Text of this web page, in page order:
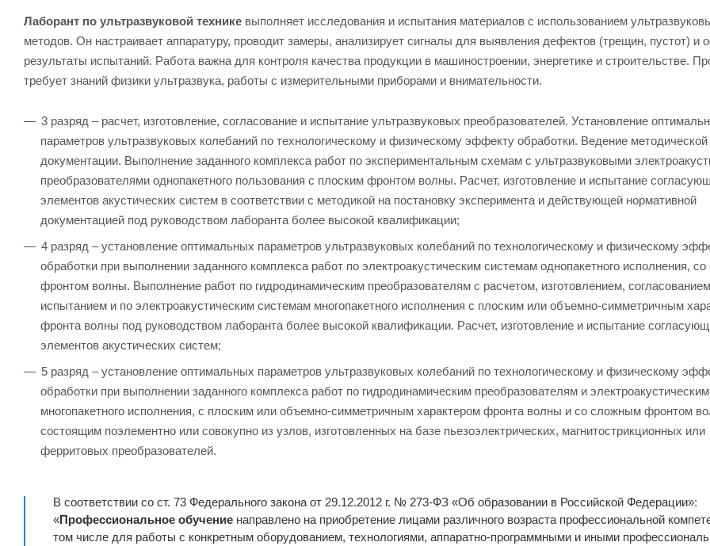
Лаборант по ультразвуковой технике выполняет исследования и испытания материалов с использованием
методов. Он настраивает аппаратуру, проводит замеры, анализирует сигналы для выявления дефектов (трещин, пустот) и
результаты испытаний. Работа важна для контроля качества продукции в машиностроении, энергетике и строительстве.
требует знаний физики ультразвука, работы с измерительными приборами и внимательности.
3 разряд – расчет, изготовление, согласование и испытание ультразвуковых преобразователей. Установление
параметров ультразвуковых колебаний по технологическому и физическому эффекту обработки. Ведение методической
документации. Выполнение заданного комплекса работ по экспериментальным схемам с ультразвуковыми
преобразователями однопакетного пользования с плоским фронтом волны. Расчет, изготовление и испытание
элементов акустических систем в соответствии с методикой на постановку эксперимента и действующей нормативной
документацией под руководством лаборанта более высокой квалификации;
4 разряд – установление оптимальных параметров ультразвуковых колебаний по технологическому и физическому
обработки при выполнении заданного комплекса работ по электроакустическим системам однопакетного исполнения,
фронтом волны. Выполнение работ по гидродинамическим преобразователям с расчетом, изготовлением,
испытанием и по электроакустическим системам многопакетного исполнения с плоским или объемно-симметричным
фронта волны под руководством лаборанта более высокой квалификации. Расчет, изготовление и испытание
элементов акустических систем;
5 разряд – установление оптимальных параметров ультразвуковых колебаний по технологическому и физическому
обработки при выполнении заданного комплекса работ по гидродинамическим преобразователям и
многопакетного исполнения, с плоским или объемно-симметричным характером фронта волны и со сложным фронтом
состоящим поэлементно или совокупно из узлов, изготовленных на базе пьезоэлектрических, магнитострикционных или
ферритовых преобразователей.
В соответствии со ст. 73 Федерального закона от 29.12.2012 г. № 273-ФЗ «Об образовании в Российской Федерации»:
«Профессиональное обучение направлено на приобретение лицами различного возраста профессиональной
том числе для работы с конкретным оборудованием, технологиями, аппаратно-программными и иными